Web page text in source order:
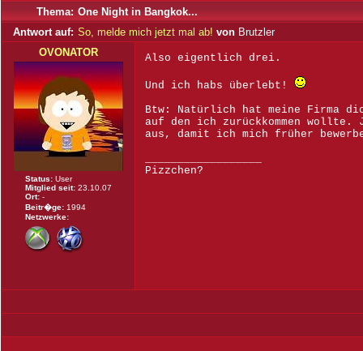
Thema: One Night in Bangkok...
Antwort auf: So, melde mich jetzt mal ab! von Brutzler
OVONATOR
Status: User
Mitglied seit: 23.10.07
Ort: -
Beitr�ge: 1994
Netzwerke:
Also eigentlich drei.
Und ich habs überlebt!
Btw: Natürlich hat meine Firma
auf den ich zurückkommen
aus, damit ich mich früher
Pizzchen?